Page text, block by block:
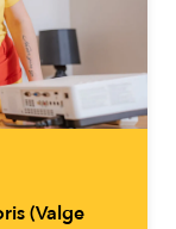
(Valge